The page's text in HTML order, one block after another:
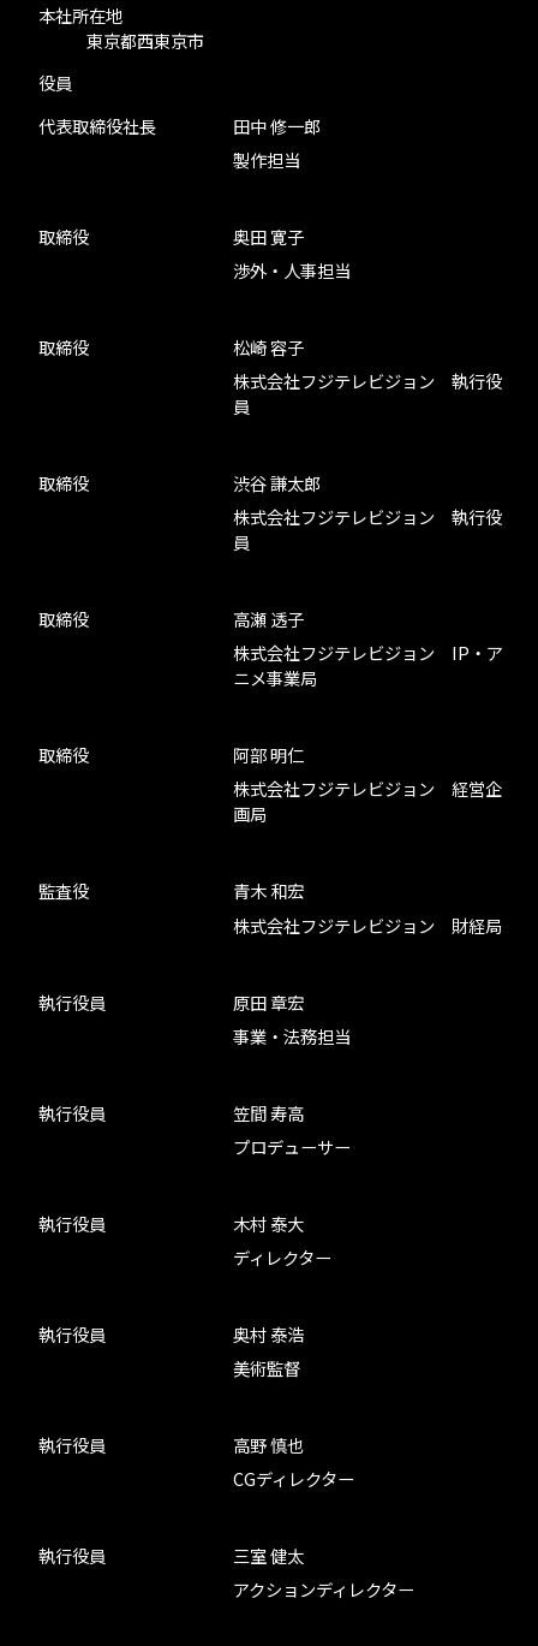
本社所在地
東京都西東京市
役員
代表取締役社長
田中 修一郎
製作担当
取締役
奥田 寛子
渉外・人事担当
取締役
松崎 容子
株式会社フジテレビジョン 執行役
員
取締役
渋谷 謙太郎
株式会社フジテレビジョン 執行役
員
取締役
高瀬 透子
株式会社フジテレビジョン IP・ア
ニメ事業局
取締役
阿部 明仁
株式会社フジテレビジョン 経営企
画局
監査役
青木 和宏
株式会社フジテレビジョン 財経局
執行役員
原田 章宏
事業・法務担当
執行役員
笠間 寿高
プロデューサー
執行役員
木村 泰大
ディレクター
執行役員
奥村 泰浩
美術監督
執行役員
高野 慎也
CGディレクター
執行役員
三室 健太
アクションディレクター